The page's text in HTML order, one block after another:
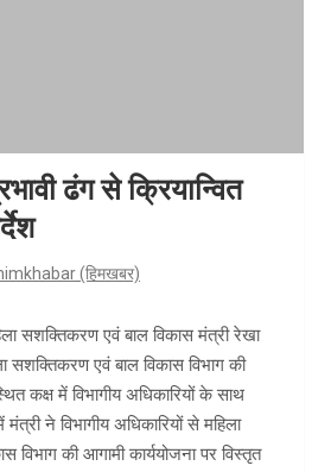
ढंग से क्रियान्वित
(हिमखबर)
सशक्तिकरण एवं बाल विकास मंत्री रेखा
सशक्तिकरण एवं बाल विकास विभाग की
कक्ष में विभागीय अधिकारियों के साथ
ने विभागीय अधिकारियों से महिला
विभाग की आगामी कार्ययोजना पर विस्तृत